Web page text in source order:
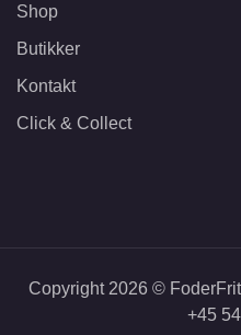
Shop
Butikker
Kontakt
Click & Collect
Copyright 2026 ©
+45